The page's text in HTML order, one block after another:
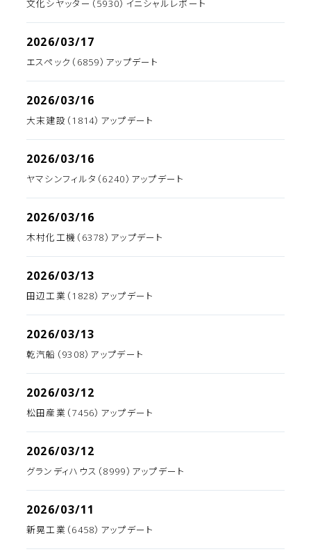
文化シヤッター（5930）イニシャルレポート
2026/03/17
エスペック（6859）アップデート
2026/03/16
大末建設（1814）アップデート
2026/03/16
ヤマシンフィルタ（6240）アップデート
2026/03/16
木村化工機（6378）アップデート
2026/03/13
田辺工業（1828）アップデート
2026/03/13
乾汽船（9308）アップデート
2026/03/12
松田産業（7456）アップデート
2026/03/12
グランディハウス（8999）アップデート
2026/03/11
新晃工業（6458）アップデート